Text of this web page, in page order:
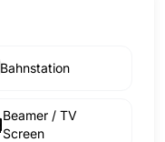
Bahnstation
Beamer / TV
Screen